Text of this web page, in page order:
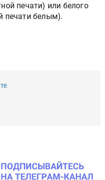
печати) или белого
печати белым).